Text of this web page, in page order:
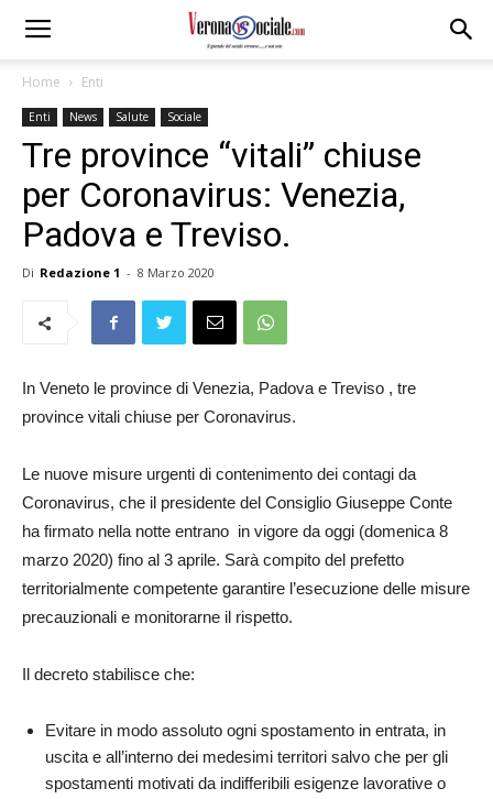
Home Enti
Enti News Salute Sociale
Tre province “vitali” chiuse
per Coronavirus: Venezia,
Padova e Treviso.
Di Redazione 1 - 8 Marzo 2020
In Veneto le province di Venezia, Padova e Treviso , tre
province vitali chiuse per Coronavirus.
Le nuove misure urgenti di contenimento dei contagi da
Coronavirus, che il presidente del Consiglio Giuseppe Conte
ha firmato nella notte entrano in vigore da oggi (domenica 8
marzo 2020) fino al 3 aprile. Sarà compito del prefetto
territorialmente competente garantire l’esecuzione delle misure
precauzionali e monitorarne il rispetto.
Il decreto stabilisce che:
Evitare in modo assoluto ogni spostamento in entrata, in
uscita e all’interno dei medesimi territori salvo che per gli
spostamenti motivati da indifferibili esigenze lavorative o